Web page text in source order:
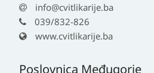
info@cvitlikarije.ba
039/832-826
www.cvitlikarije.ba
Poslovnica Međugorje